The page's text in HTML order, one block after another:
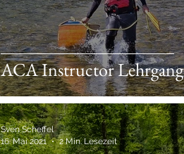
ACA Instructor Lehrgang
Sven Scheffel
16. Mai 2021
2 Min. Lesezeit